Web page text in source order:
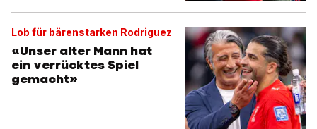
Lob für bärenstarken Rodriguez
«Unser alter Mann hat
ein verrücktes Spiel
gemacht»